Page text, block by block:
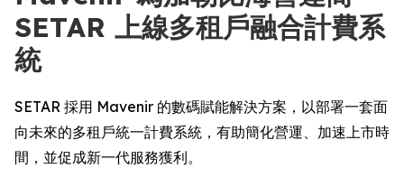
SETAR 上線多租戶融合計費系
統
SETAR 採用 Mavenir 的數碼賦能解決方案，以部署一套面
向未來的多租戶統一計費系統，有助簡化營運、加速上市時
間，並促成新一代服務獲利。